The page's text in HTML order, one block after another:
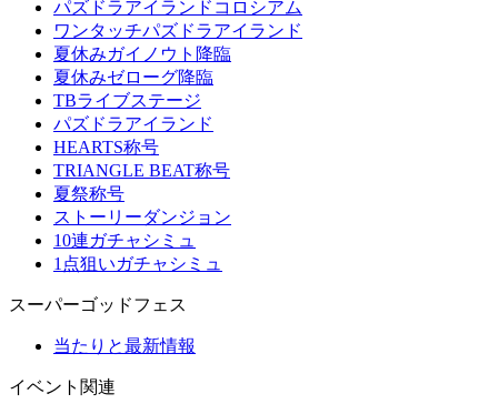
パズドラアイランドコロシアム
ワンタッチパズドラアイランド
夏休みガイノウト降臨
夏休みゼローグ降臨
TBライブステージ
パズドラアイランド
HEARTS称号
TRIANGLE BEAT称号
夏祭称号
ストーリーダンジョン
10連ガチャシミュ
1点狙いガチャシミュ
スーパーゴッドフェス
当たりと最新情報
イベント関連